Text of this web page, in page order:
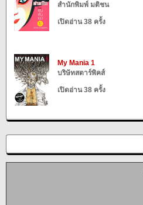
สำนักพิมพ์ มติชน
เปิดอ่าน 38 ครั้ง
My Mania 1
บริษัทสตาร์พิคส์
เปิดอ่าน 38 ครั้ง